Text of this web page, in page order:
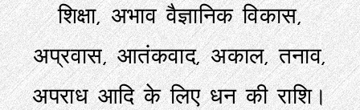
शिक्षा, अभाव वैज्ञानिक विकास,
अप्रवास, आतंकवाद, अकाल, तनाव,
अपराध आदि के लिए धन की राशि।